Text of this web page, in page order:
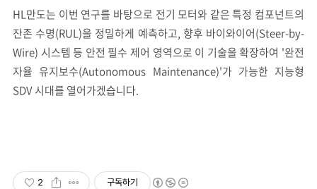
HL만도는 이번 연구를 바탕으로 전기 모터와 같은 특정 컴포넌트의
잔존 수명(RUL)을 정밀하게 예측하고, 향후 바이와이어(Steer-by-
Wire) 시스템 등 안전 필수 제어 영역으로 이 기술을 확장하여 '완전
자율 유지보수(Autonomous Maintenance)'가 가능한 지능형
SDV 시대를 열어가겠습니다.
2 구독하기